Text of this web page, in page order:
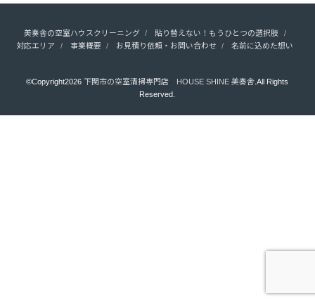
美奏舎の空室ハウスクリーニング
貼り替えない！もうひとつの選択肢
対応エリア
事業概要 お見積り依頼・お問い合わせ 名前に込めた想い
©Copyright2026 下関市の空室清掃専門店 HOUSE SHINE 美奏舎 .All Rights
Reserved.